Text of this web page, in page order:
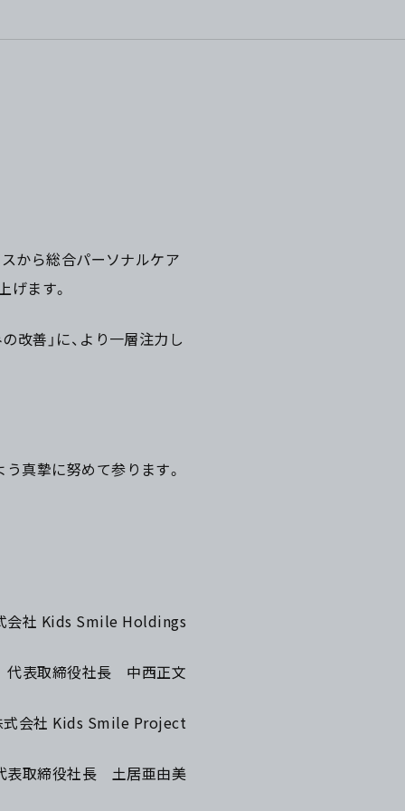
から総合パーソナルケア
ます。
改善」に、より一層注力し
真摯に努めて参ります。
会社 Kids Smile Holdings
代表取締役社長 中西正文
式会社 Kids Smile Project
表取締役社長 土居亜由美